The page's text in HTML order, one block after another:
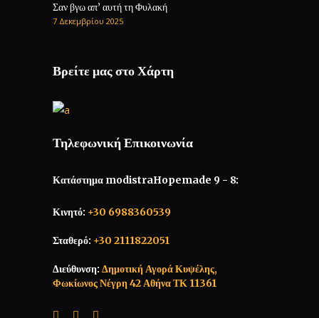
Σαν βγω απ’ αυτή τη Φυλακή
7 Δεκεμβρίου 2025
Βρείτε μας στο Χάρτη
Τηλεφωνική Επικοινωνία
Κατάστημα modistraHopemade 9 - 8:
Κινητό: +30 6988360539
Σταθερό: +30 2111822051
Διεύθυνση: Δημοτική Αγορά Κυψέλης,
Φωκίωνος Νέγρη 42 Αθήνα ΤΚ 11361